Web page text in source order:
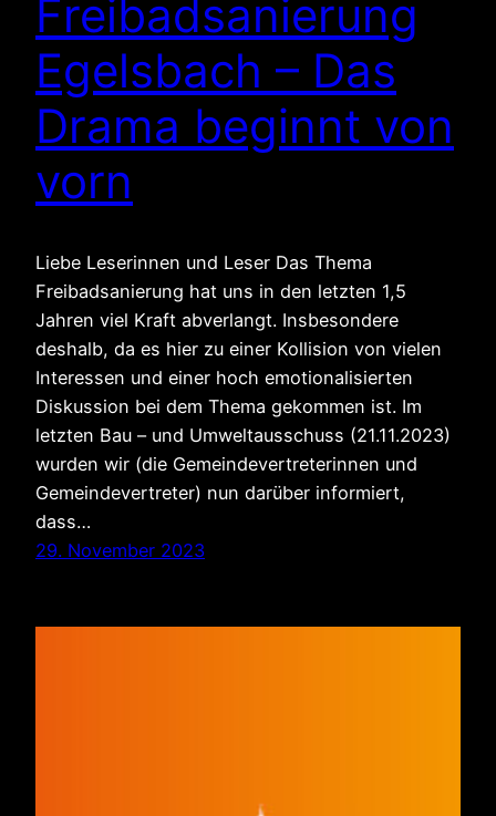
Freibadsanierung
Egelsbach – Das
Drama beginnt von
vorn
Liebe Leserinnen und Leser Das Thema
Freibadsanierung hat uns in den letzten 1,5
Jahren viel Kraft abverlangt. Insbesondere
deshalb, da es hier zu einer Kollision von vielen
Interessen und einer hoch emotionalisierten
Diskussion bei dem Thema gekommen ist. Im
letzten Bau – und Umweltausschuss (21.11.2023)
wurden wir (die Gemeindevertreterinnen und
Gemeindevertreter) nun darüber informiert,
dass…
29. November 2023